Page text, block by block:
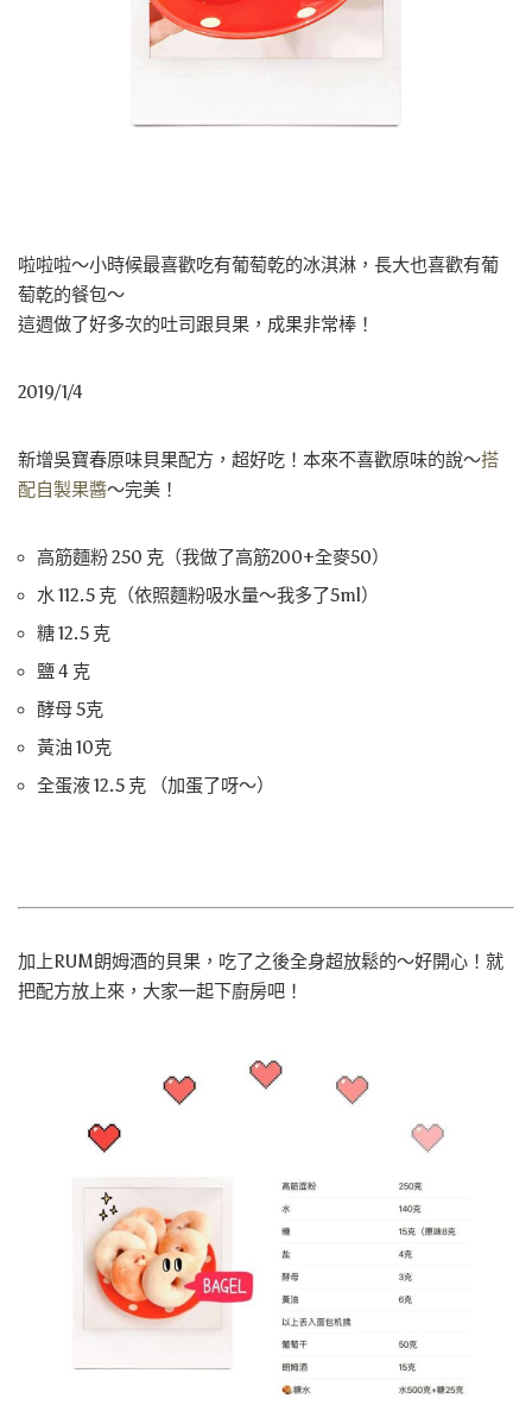
啦啦啦～小時候最喜歡吃有葡萄乾的冰淇淋，長大也喜歡有葡
萄乾的餐包～
這週做了好多次的吐司跟貝果，成果非常棒！
2019/1/4
新增吳寶春原味貝果配方，超好吃！本來不喜歡原味的說～搭
配自製果醬～完美！
高筋麵粉 250 克（我做了高筋200+全麥50）
水 112.5 克（依照麵粉吸水量～我多了5ml）
糖 12.5 克
鹽 4 克
酵母 5克
黃油 10克
全蛋液 12.5 克 （加蛋了呀～）
加上RUM朗姆酒的貝果，吃了之後全身超放鬆的～好開心！就
把配方放上來，大家一起下廚房吧！